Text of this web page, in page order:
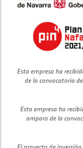
Esta empresa ha
de la convocatoria
Esta empresa ha
amparo de la